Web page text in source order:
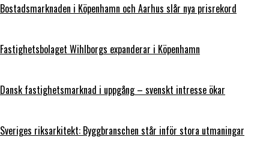
Bostadsmarknaden i Köpenhamn och Aarhus slår nya prisrekord
Fastighetsbolaget Wihlborgs expanderar i Köpenhamn
Dansk fastighetsmarknad i uppgång – svenskt intresse ökar
Sveriges riksarkitekt: Byggbranschen står inför stora utmaningar